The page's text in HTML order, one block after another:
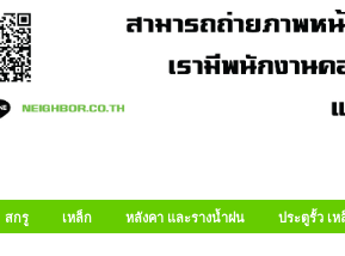
สกรู เหล็ก หลังคา และรางน้ำฝน ประตูรั้ว เ